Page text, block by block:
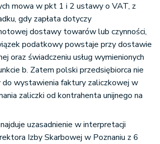
mowa w pkt 1 i 2 ustawy o VAT, z
gdy zapłata dotyczy
dostawy towarów lub czynności,
podatkowy powstaje przy dostawie
oraz świadczeniu usług wymienionych
b. Zatem polski przedsiębiorca nie
wystawienia faktury zaliczkowej w
zaliczki od kontrahenta unijnego na
uzasadnienie w interpretacji
Izby Skarbowej w Poznaniu z 6